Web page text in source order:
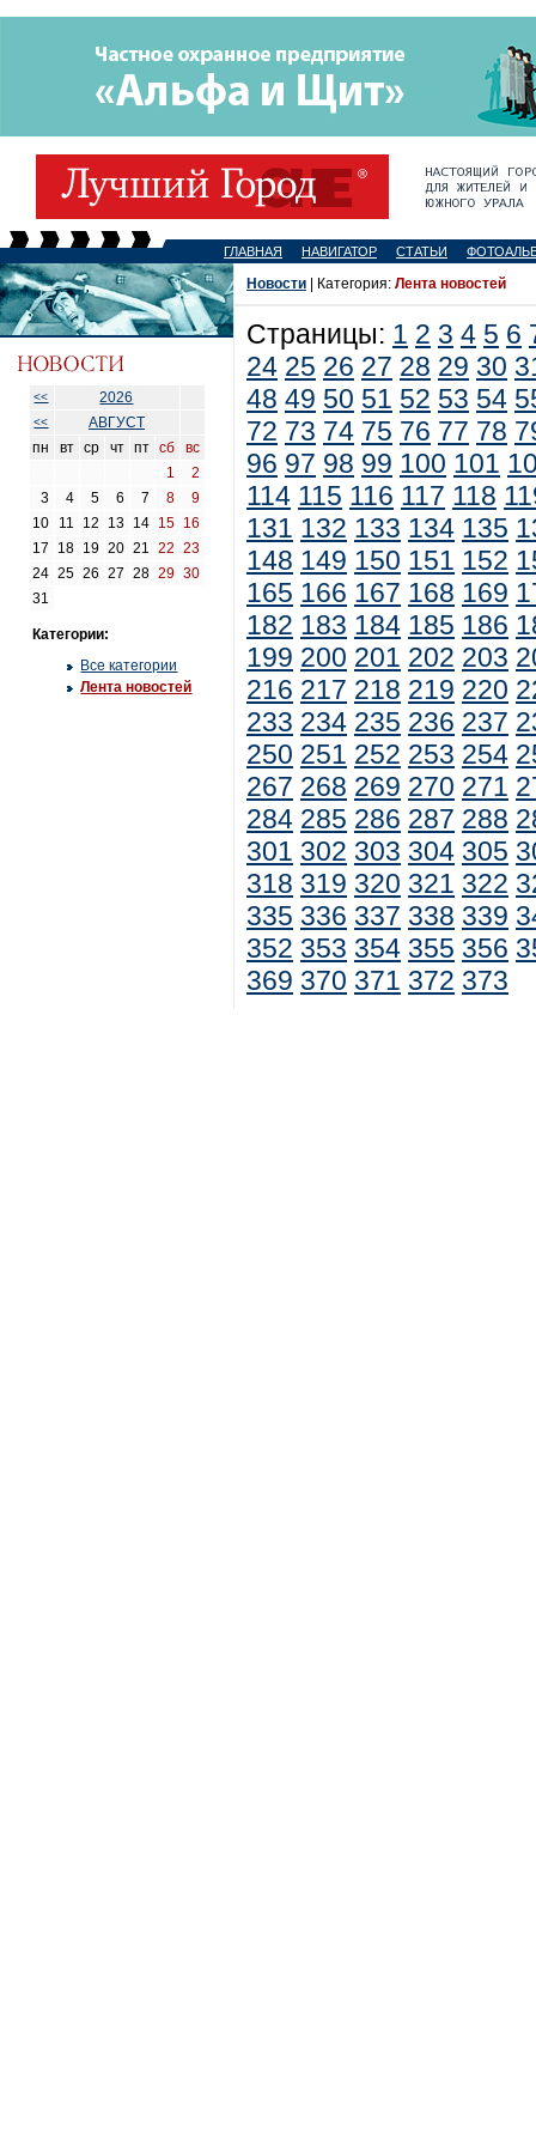
ГЛАВНАЯ НАВИГАТОР СТАТЬИ
<< 2026
<<
АВГУСТ
пн
вт ср чт пт сб
вс
1
2
3
4 5 6 7 8
9
10
11 12 13 14 15 16
17
18 19 20 21 22
23
24 25 26 27 28 29 30
31
Категории:
Все категории
Лента новостей
Новости | Категория: Лента новостей
Страницы: 1 2 3 4 5 6
24 25 26 27 28 29 30
48 49 50 51 52 53 54
72 73 74 75 76 77 78
96 97 98 99 100 101
114 115 116 117 118
131 132 133 134 135
148 149 150 151 152
165 166 167 168 169
182 183 184 185 186
199 200 201 202 203
216 217 218 219 220
233 234 235 236 237
250 251 252 253 254
267 268 269 270 271
284 285 286 287 288
301 302 303 304 305
318 319 320 321 322
335 336 337 338 339
352 353 354 355 356
369 370 371 372 373